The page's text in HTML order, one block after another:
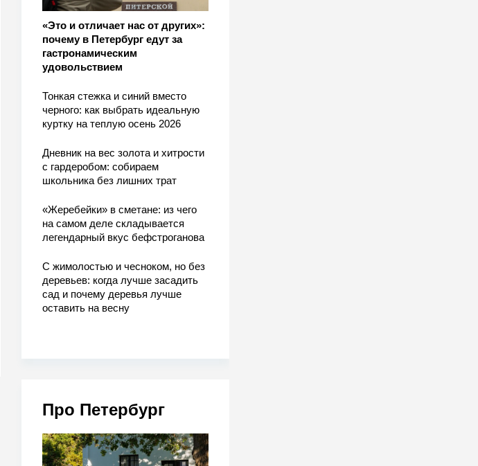
«Это и отличает нас от других»:
почему в Петербург едут за
гастронамическим
удовольствием
Тонкая стежка и синий вместо
черного: как выбрать идеальную
куртку на теплую осень 2026
Дневник на вес золота и хитрости
с гардеробом: собираем
школьника без лишних трат
«Жеребейки» в сметане: из чего
на самом деле складывается
легендарный вкус бефстроганова
С жимолостью и чесноком, но без
деревьев: когда лучше засадить
сад и почему деревья лучше
оставить на весну
Про Петербург